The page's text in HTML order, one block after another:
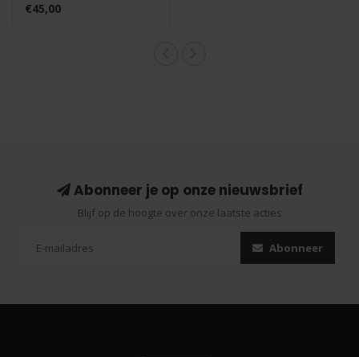
€45,00
Abonneer je op onze nieuwsbrief
Blijf op de hoogte over onze laatste acties
Abonneer